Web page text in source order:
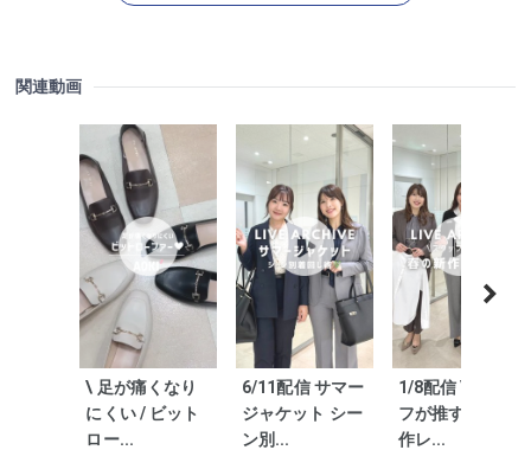
関連動画
\ 足が痛くなり
にくい / ビット
ロー...
6/11配信 サマー
ジャケット シー
ン別...
1/8配信 \スタッ
フが推す/春の新
作レ...